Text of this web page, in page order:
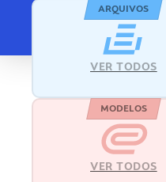
ARQUIVOS
VER TODOS
MODELOS
VER TODOS